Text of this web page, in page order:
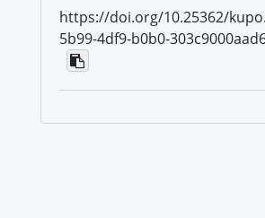
https://doi.org/10.25362/
5b99-4df9-b0b0-